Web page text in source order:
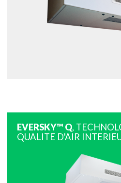
EVERSKY™ Q,
QUALITE D'AIR